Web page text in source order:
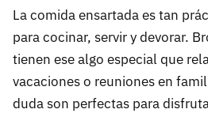
La comida ensartada es tan
para cocinar, servir y devorar.
tienen ese algo especial que
vacaciones o reuniones en
duda son perfectas para